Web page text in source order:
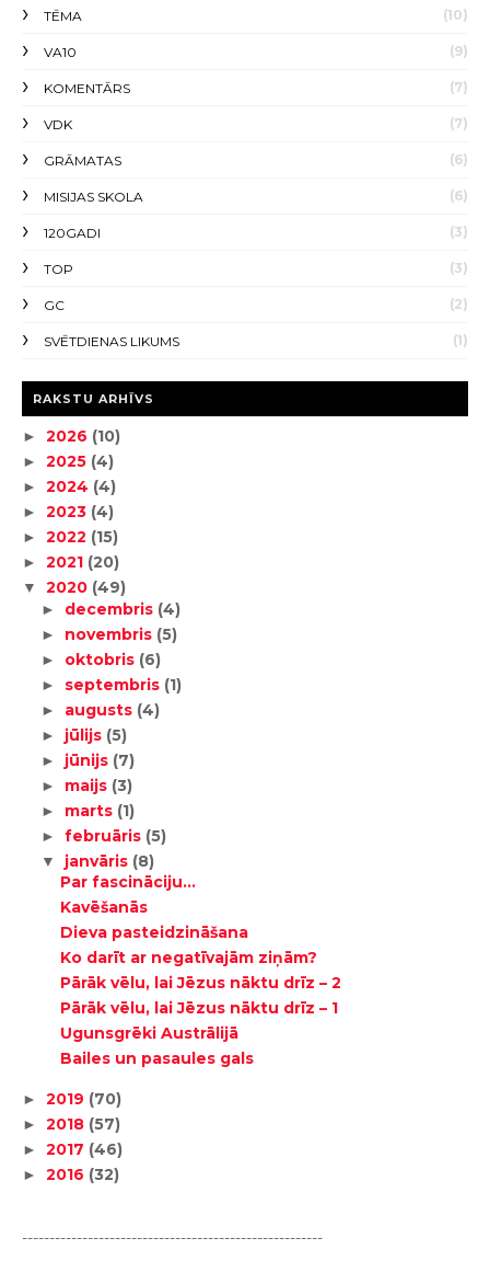
TĒMA (10)
VA10 (9)
KOMENTĀRS (7)
VDK (7)
GRĀMATAS (6)
MISIJAS SKOLA (6)
120GADI (3)
TOP (3)
GC (2)
SVĒTDIENAS LIKUMS (1)
RAKSTU ARHĪVS
► 2026 (10)
► 2025 (4)
► 2024 (4)
► 2023 (4)
► 2022 (15)
► 2021 (20)
▼ 2020 (49)
► decembris (4)
► novembris (5)
► oktobris (6)
► septembris (1)
► augusts (4)
► jūlijs (5)
► jūnijs (7)
► maijs (3)
► marts (1)
► februāris (5)
▼ janvāris (8)
Par fascināciju...
Kavēšanās
Dieva pasteidzināšana
Ko darīt ar negatīvajām ziņām?
Pārāk vēlu, lai Jēzus nāktu drīz – 2
Pārāk vēlu, lai Jēzus nāktu drīz – 1
Ugunsgrēki Austrālijā
Bailes un pasaules gals
► 2019 (70)
► 2018 (57)
► 2017 (46)
► 2016 (32)
-------------------------------------------------------